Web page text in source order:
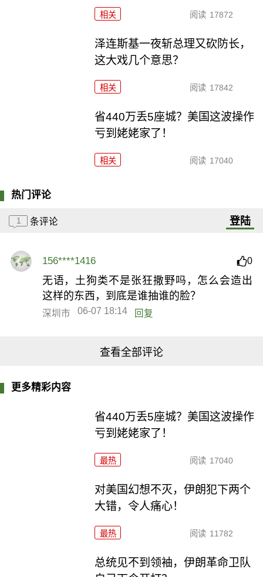
相关 阅读 17872
泽连斯基一夜斩总理又砍防长，
这大戏几个意思？
相关 阅读 17842
省440万丢5座城？美国这波操作
亏到姥姥家了！
相关 阅读 17040
热门评论
1 条评论 登陆
156****1416 0
无语，土狗类不是张狂撒野吗，怎么会造出
这样的东西，到底是谁抽谁的脸？
深圳市 06-07 18:14 回复
查看全部评论
更多精彩内容
省440万丢5座城？美国这波操作
亏到姥姥家了！
最热 阅读 17040
对美国幻想不灭，伊朗犯下两个
大错，令人痛心！
最热 阅读 11782
总统见不到领袖，伊朗革命卫队